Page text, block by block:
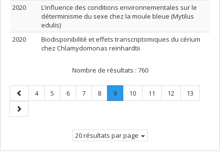
2020
L’influence des conditions environnementales sur le
déterminisme du sexe chez la moule bleue (Mytilus
edulis)
2020
Biodisponibilité et effets transcriptomiques du cérium
chez Chlamydomonas reinhardtii
Nombre de résultats : 760
Page
précédente
Page
4 Page
5 Page
6 Page
7 Page
8 Page
9.
Page
Page
10 Page
11 Page
12 Page
13
Page
suivante
20 résultats par page